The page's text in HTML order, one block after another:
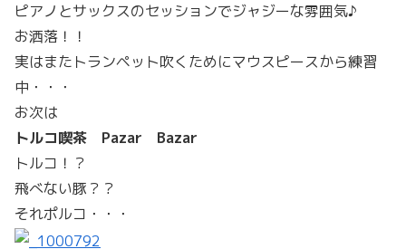
ピアノとサックスのセッションでジャジーな雰囲気♪
お洒落！！
実はまたトランペット吹くためにマウスピースから練習
中・・・
お次は
トルコ喫茶 Pazar Bazar
トルコ！？
飛べない豚？？
それポルコ・・・